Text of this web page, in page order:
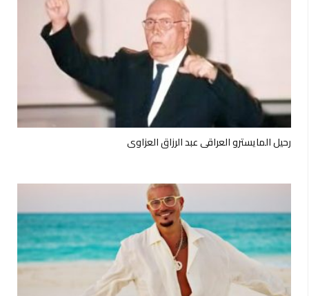
رحيل المايسترو العراقي عبد الرزاق العزاوي